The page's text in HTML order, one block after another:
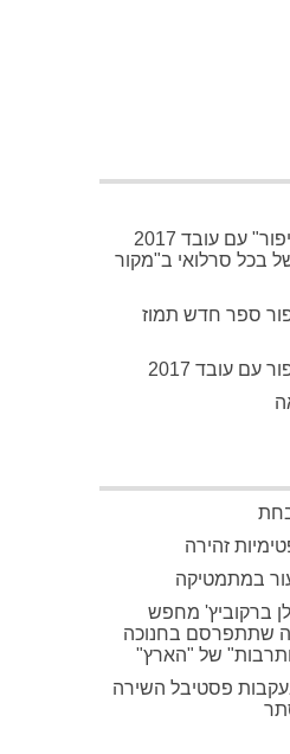
"מה למדת מהסיפור" עם עובד 2017
בכל סרלואי ב"מקור
ספר חדש תמוז
עובד 2017
זהירה
במתמטיקה
ברקוביץ' מחפש
שתתפרסם בחנוכה
של "הארץ"
פסטיבל השירה